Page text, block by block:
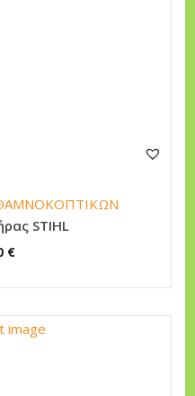
STIHL
€